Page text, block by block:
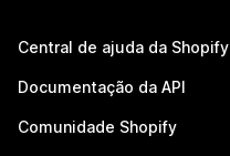
Central de ajuda da Shopify
Documentação da API
Comunidade Shopify